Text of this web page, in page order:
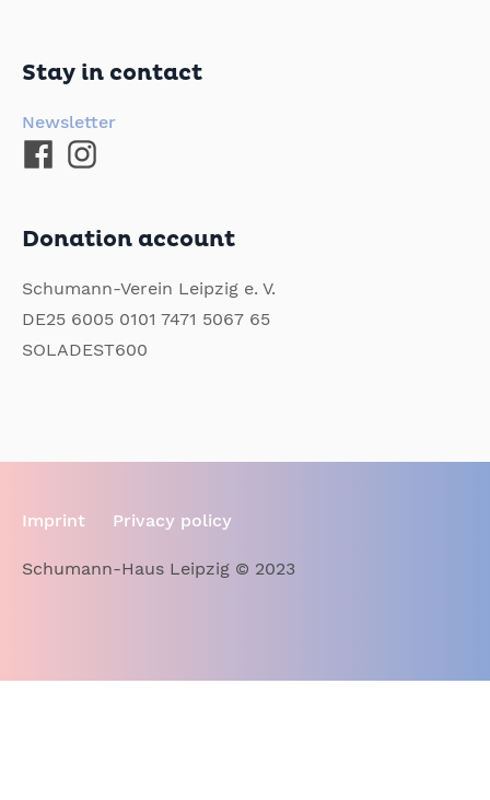
Stay in contact
Newsletter
Donation account
Schumann-Verein Leipzig e. V.
DE25 6005 0101 7471 5067 65
SOLADEST600
Imprint Privacy policy
Schumann-Haus Leipzig © 2023